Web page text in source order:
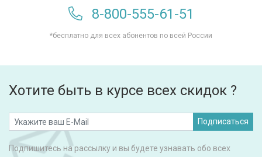
8-800-555-61-51
*бесплатно для всех абонентов по всей России
Хотите быть в курсе всех скидок ?
Подписаться
Подпишитесь на рассылку и вы будете узнавать обо всех